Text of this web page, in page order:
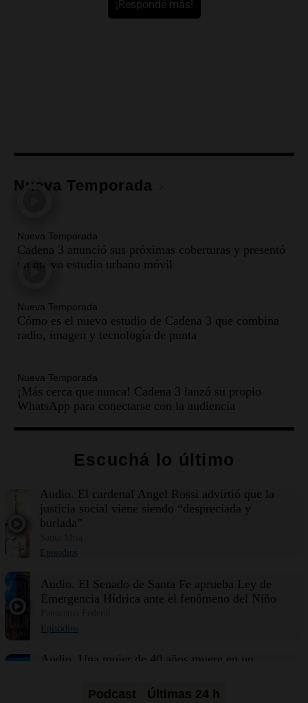
Nueva Temporada
Nueva Temporada
Cadena 3 anunció sus próximas coberturas y presentó
un nuevo estudio urbano móvil
Nueva Temporada
Cómo es el nuevo estudio de Cadena 3 que combina
radio, imagen y tecnología de punta
Nueva Temporada
¡Más cerca que nunca! Cadena 3 lanzó su propio
WhatsApp para conectarse con la audiencia
Escuchá lo último
Audio. El cardenal Ángel Rossi advirtió que la
justicia social viene siendo “despreciada y
burlada”
Episodios
Audio. El Senado de Santa Fe aprueba Ley de
Emergencia Hídrica ante el fenómeno del Niño
Episodios
Audio.
Una mujer de 40 años muere en un
FernándezPodcast Últimas 24 h